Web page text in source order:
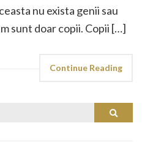
nu exista genii sau
sunt doar copii. Copii […]
Continue Reading
Search